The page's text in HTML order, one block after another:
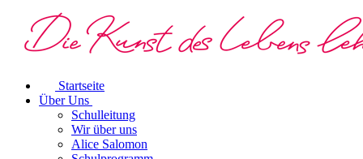
Startseite
Über Uns
Schulleitung
Wir über uns
Alice Salomon